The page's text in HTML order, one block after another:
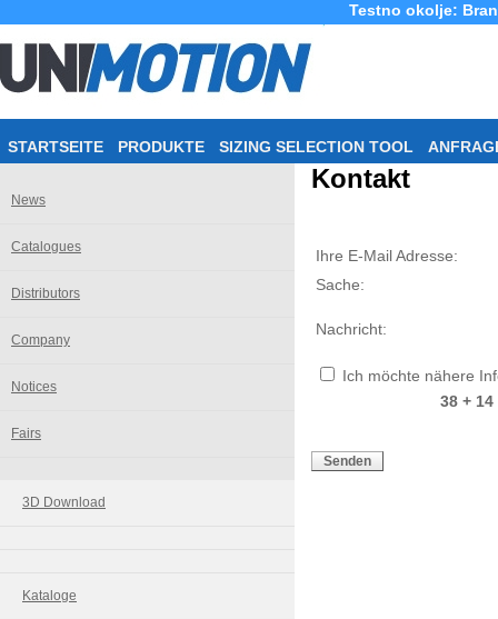
Testno okolje:
STARTSEITE PRODUKTE SIZING SELECTION TOOL
News
Catalogues
Distributors
Company
Notices
Fairs
3D Download
Kataloge
Kontakt
Ihre E-Mail Adresse:
Sache:
Nachricht:
Ich möchte nähere
38 + 14